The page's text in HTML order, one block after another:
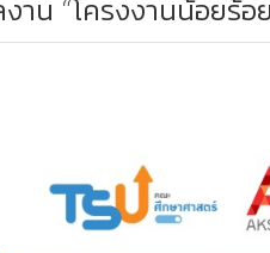
น “โครงงานน้อยร้อ